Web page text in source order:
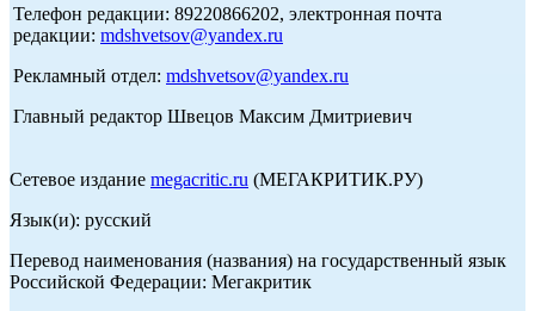
Телефон редакции: 89220866202, электронная почта
редакции: mdshvetsov@yandex.ru
Рекламный отдел: mdshvetsov@yandex.ru
Главный редактор Швецов Максим Дмитриевич
Сетевое издание megacritic.ru (МЕГАКРИТИК.РУ)
Язык(и): русский
Перевод наименования (названия) на государственный язык
Российской Федерации: Мегакритик